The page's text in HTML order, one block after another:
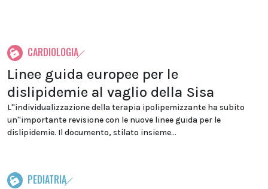
CARDIOLOGIA
Linee guida europee per le
dislipidemie al vaglio della Sisa
L''individualizzazione della terapia ipolipemizzante ha subito
un''importante revisione con le nuove linee guida per le
dislipidemie. Il documento, stilato insieme...
PEDIATRIA